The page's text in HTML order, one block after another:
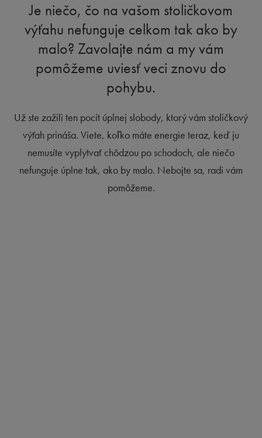
Je niečo, čo na vašom stoličkovom
výťahu nefunguje celkom tak ako by
malo? Zavolajte nám a my vám
pomôžeme uviesť veci znovu do
pohybu.
Už ste zažili ten pocit úplnej slobody, ktorý vám stoličkový
výťah prináša. Viete, koľko máte energie teraz, keď ju
nemusíte vyplytvať chôdzou po schodoch, ale niečo
nefunguje úplne tak, ako by malo. Nebojte sa, radi vám
pomôžeme.